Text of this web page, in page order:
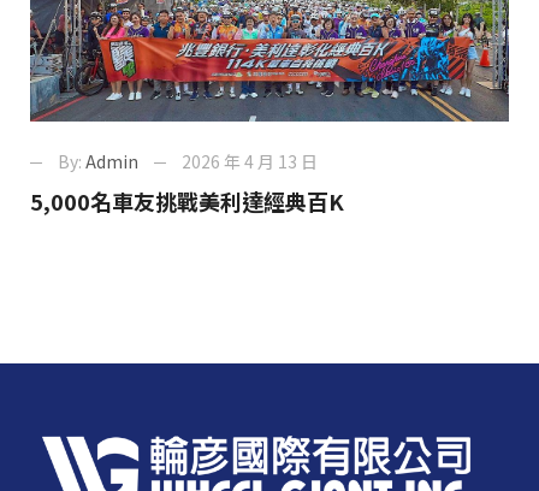
By: Admin 2026 年 4 月 13 日
5,000名車友挑戰美利達經典百K